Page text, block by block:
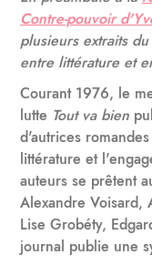
Contre-pouvoir
plusieurs extraits
entre littérature et
Courant 1976, le
lutte Tout va bien
d'autrices
littérature et
auteurs se prêtent
Alexandre Voisard,
Lise Grobéty,
journal publie une